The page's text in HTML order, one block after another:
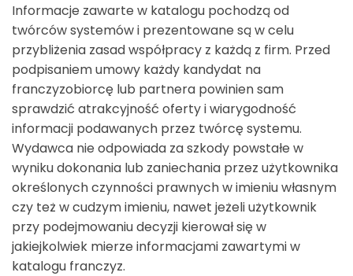
Informacje zawarte w katalogu pochodzą od
twórców systemów i prezentowane są w celu
przybliżenia zasad współpracy z każdą z firm. Przed
podpisaniem umowy każdy kandydat na
franczyzobiorcę lub partnera powinien sam
sprawdzić atrakcyjność oferty i wiarygodność
informacji podawanych przez twórcę systemu.
Wydawca nie odpowiada za szkody powstałe w
wyniku dokonania lub zaniechania przez użytkownika
określonych czynności prawnych w imieniu własnym
czy też w cudzym imieniu, nawet jeżeli użytkownik
przy podejmowaniu decyzji kierował się w
jakiejkolwiek mierze informacjami zawartymi w
katalogu franczyz.